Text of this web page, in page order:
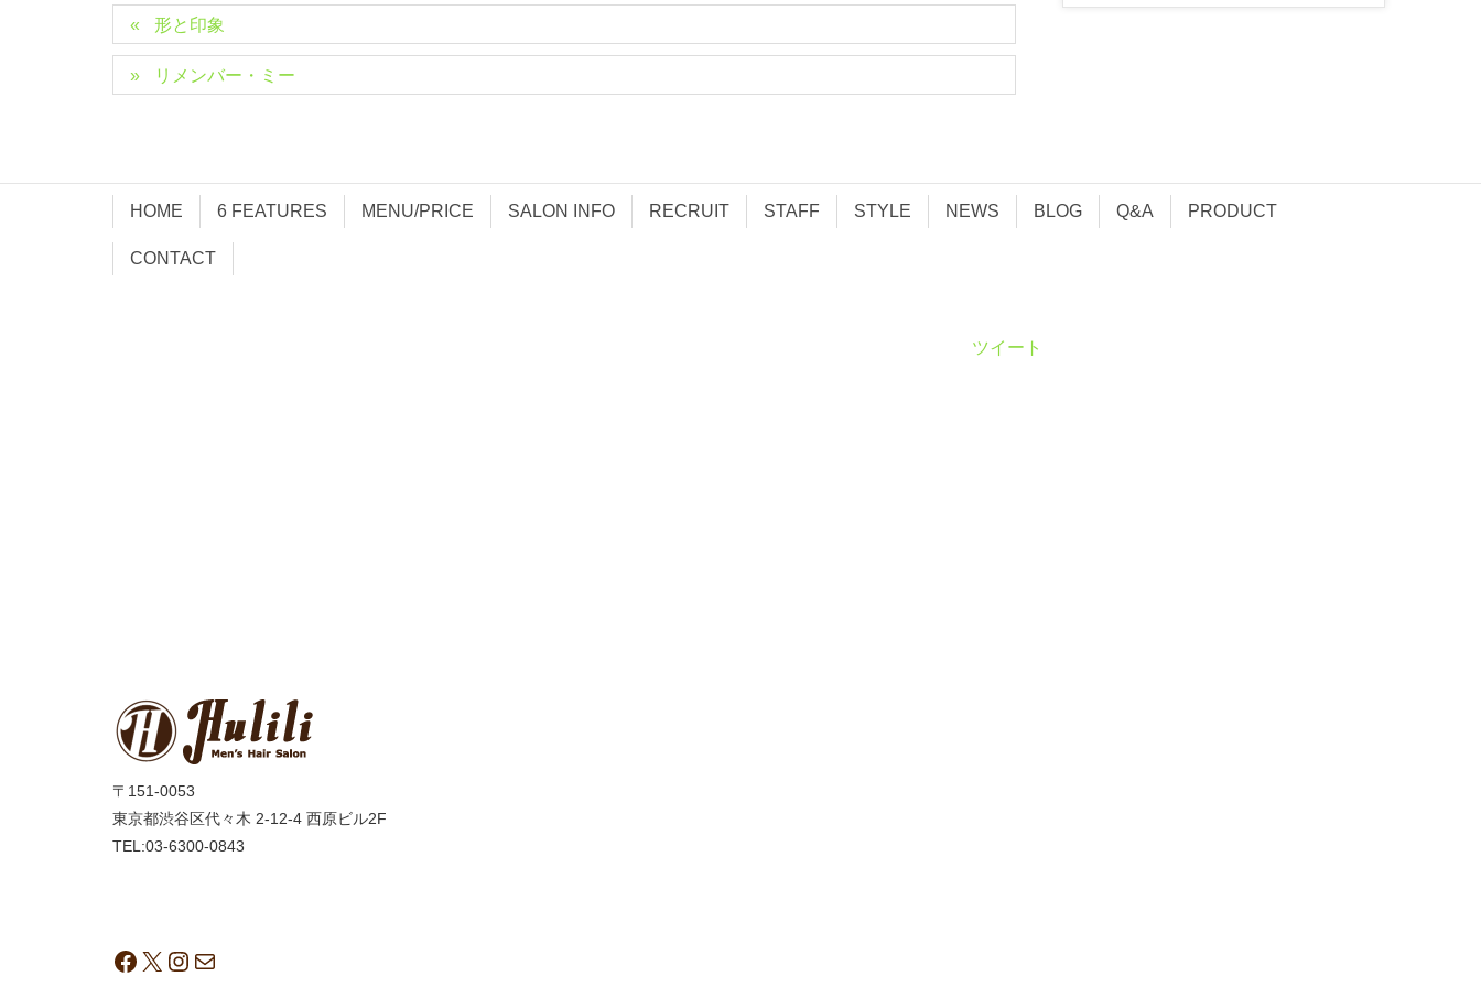
形と印象
リメンバー・ミー
HOME 6 FEATURES MENU/PRICE SALON INFO RECRUIT STAFF STYLE NEWS BLOG Q&A PRODUCT
CONTACT
〒151-0053
東京都渋谷区代々木 2-12-4 西原ビル2F
TEL:03-6300-0843
ツイート